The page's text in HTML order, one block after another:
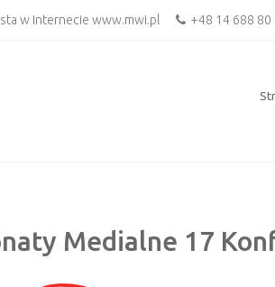
w Internecie www.mwi.pl +48 14 688 80
Medialne 17